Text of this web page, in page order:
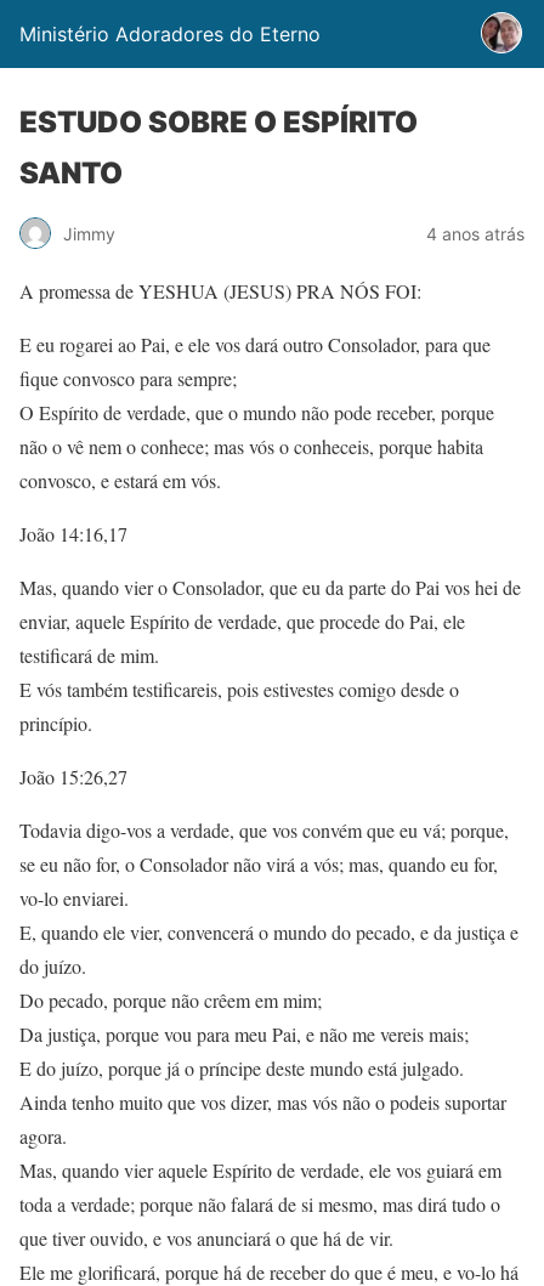
Ministério Adoradores do Eterno
ESTUDO SOBRE O ESPÍRITO
SANTO
Jimmy 4 anos atrás
A promessa de YESHUA (JESUS) PRA NÓS FOI:
E eu rogarei ao Pai, e ele vos dará outro Consolador, para que
fique convosco para sempre;
O Espírito de verdade, que o mundo não pode receber, porque
não o vê nem o conhece; mas vós o conheceis, porque habita
convosco, e estará em vós.
João 14:16,17
Mas, quando vier o Consolador, que eu da parte do Pai vos hei de
enviar, aquele Espírito de verdade, que procede do Pai, ele
testificará de mim.
E vós também testificareis, pois estivestes comigo desde o
princípio.
João 15:26,27
Todavia digo-vos a verdade, que vos convém que eu vá; porque,
se eu não for, o Consolador não virá a vós; mas, quando eu for,
vo-lo enviarei.
E, quando ele vier, convencerá o mundo do pecado, e da justiça e
do juízo.
Do pecado, porque não crêem em mim;
Da justiça, porque vou para meu Pai, e não me vereis mais;
E do juízo, porque já o príncipe deste mundo está julgado.
Ainda tenho muito que vos dizer, mas vós não o podeis suportar
agora.
Mas, quando vier aquele Espírito de verdade, ele vos guiará em
toda a verdade; porque não falará de si mesmo, mas dirá tudo o
que tiver ouvido, e vos anunciará o que há de vir.
Ele me glorificará, porque há de receber do que é meu, e vo-lo há